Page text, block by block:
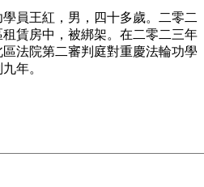
員王紅，男，四十多歲。二零二
賃房中，被綁架。在二零二三年
法院第二審判庭對重慶法輪功學
年。